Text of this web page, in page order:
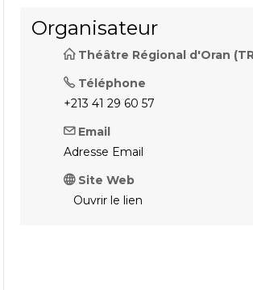
Organisateur
Théâtre Régional d'Oran
Téléphone
+213 41 29 60 57
Email
Adresse Email
Site Web
Ouvrir le lien